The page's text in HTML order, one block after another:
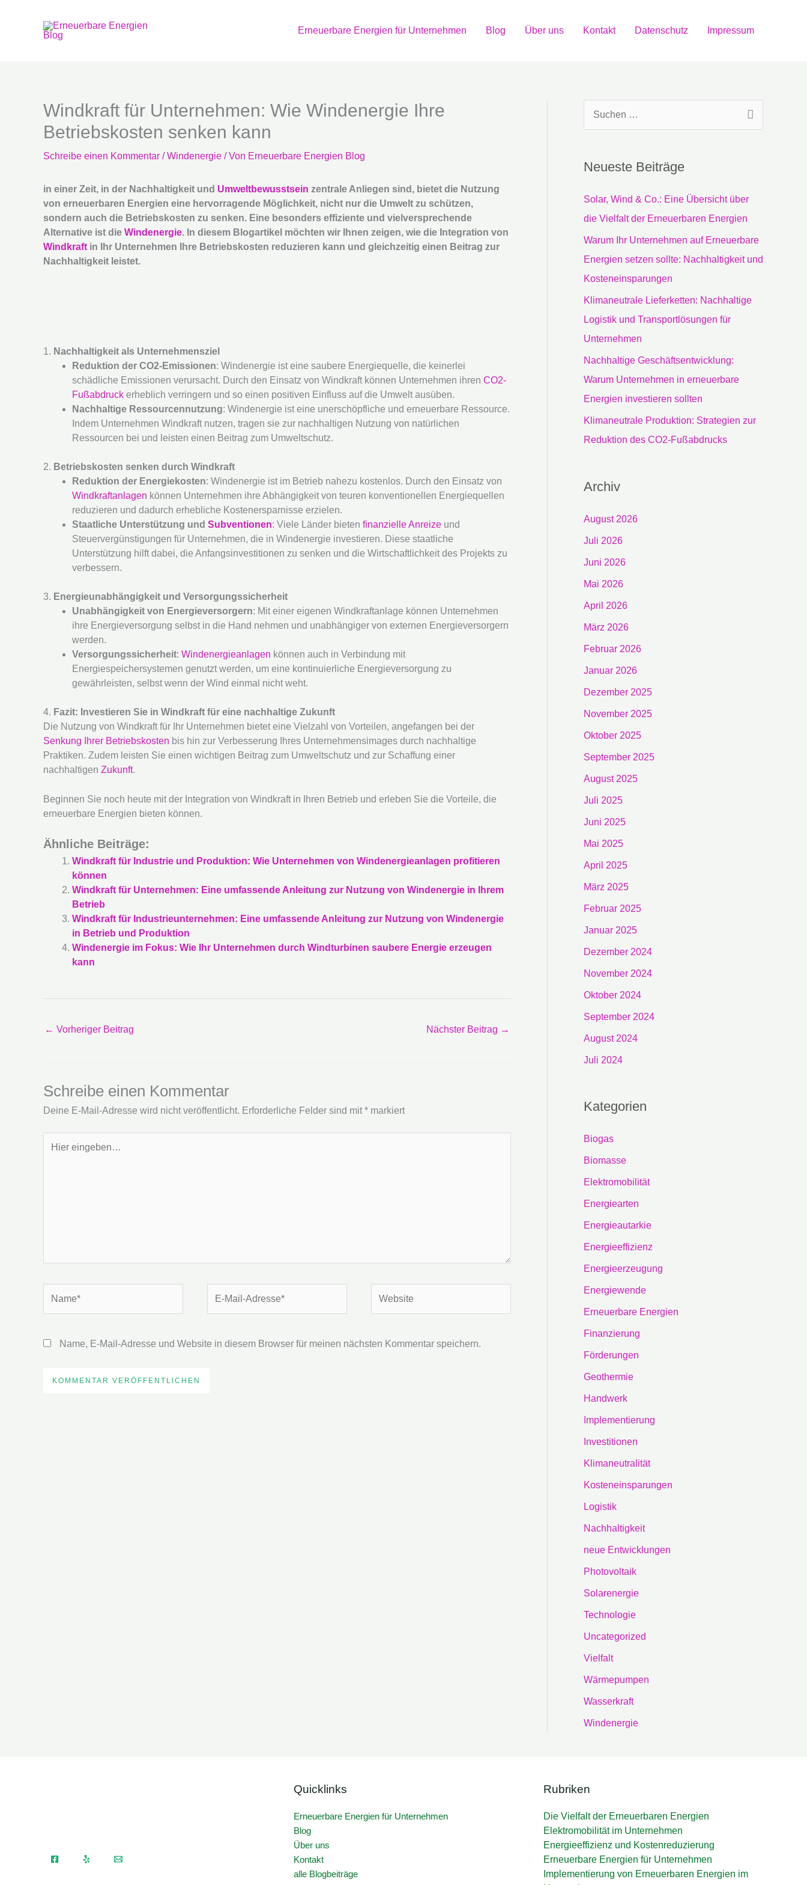
Erneuerbare Energien für Unternehmen Blog Über uns Kontakt Datenschutz Impressum
Windkraft für Unternehmen: Wie Windenergie Ihre
Betriebskosten senken kann
Schreibe einen Kommentar /Windenergie / Von Erneuerbare Energien Blog
in einer Zeit, in der Nachhaltigkeit und Umweltbewusstsein zentrale Anliegen sind, bietet die Nutzung
von erneuerbaren Energien eine hervorragende Möglichkeit, nicht nur die Umwelt zu schützen,
sondern auch die Betriebskosten zu senken. Eine besonders effiziente und vielversprechende
Alternative ist die Windenergie. In diesem Blogartikel möchten wir Ihnen zeigen, wie die Integration von
Windkraft in Ihr Unternehmen Ihre Betriebskosten reduzieren kann und gleichzeitig einen Beitrag zur
Nachhaltigkeit leistet.
1. Nachhaltigkeit als Unternehmensziel
Reduktion der CO2-Emissionen: Windenergie ist eine saubere Energiequelle, die keinerlei
schädliche Emissionen verursacht. Durch den Einsatz von Windkraft können Unternehmen ihren CO2-
Fußabdruck erheblich verringern und so einen positiven Einfluss auf die Umwelt ausüben.
Nachhaltige Ressourcennutzung: Windenergie ist eine unerschöpfliche und erneuerbare Ressource.
Indem Unternehmen Windkraft nutzen, tragen sie zur nachhaltigen Nutzung von natürlichen
Ressourcen bei und leisten einen Beitrag zum Umweltschutz.
2. Betriebskosten senken durch Windkraft
Reduktion der Energiekosten: Windenergie ist im Betrieb nahezu kostenlos. Durch den Einsatz von
Windkraftanlagen können Unternehmen ihre Abhängigkeit von teuren konventionellen Energiequellen
reduzieren und dadurch erhebliche Kostenersparnisse erzielen.
Staatliche Unterstützung und Subventionen: Viele Länder bieten finanzielle Anreize und
Steuervergünstigungen für Unternehmen, die in Windenergie investieren. Diese staatliche
Unterstützung hilft dabei, die Anfangsinvestitionen zu senken und die Wirtschaftlichkeit des Projekts zu
verbessern.
3. Energieunabhängigkeit und Versorgungssicherheit
Unabhängigkeit von Energieversorgern: Mit einer eigenen Windkraftanlage können Unternehmen
ihre Energieversorgung selbst in die Hand nehmen und unabhängiger von externen Energieversorgern
werden.
Versorgungssicherheit: Windenergieanlagen können auch in Verbindung mit
Energiespeichersystemen genutzt werden, um eine kontinuierliche Energieversorgung zu
gewährleisten, selbst wenn der Wind einmal nicht weht.
4. Fazit: Investieren Sie in Windkraft für eine nachhaltige Zukunft
Die Nutzung von Windkraft für Ihr Unternehmen bietet eine Vielzahl von Vorteilen, angefangen bei der
Senkung Ihrer Betriebskosten bis hin zur Verbesserung Ihres Unternehmensimages durch nachhaltige
Praktiken. Zudem leisten Sie einen wichtigen Beitrag zum Umweltschutz und zur Schaffung einer
nachhaltigen Zukunft.
Beginnen Sie noch heute mit der Integration von Windkraft in Ihren Betrieb und erleben Sie die Vorteile, die
erneuerbare Energien bieten können.
Ähnliche Beiträge:
Windkraft für Industrie und Produktion: Wie Unternehmen von Windenergieanlagen profitieren
können
Windkraft für Unternehmen: Eine umfassende Anleitung zur Nutzung von Windenergie in Ihrem
Betrieb
Windkraft für Industrieunternehmen: Eine umfassende Anleitung zur Nutzung von Windenergie
in Betrieb und Produktion
Windenergie im Fokus: Wie Ihr Unternehmen durch Windturbinen saubere Energie erzeugen
kann
← Vorheriger Beitrag Nächster Beitrag →
Schreibe einen Kommentar
Deine E-Mail-Adresse wird nicht veröffentlicht. Erforderliche Felder sind mit * markiert
eingeben…
Mail-
Name, E-Mail-Adresse und Website in diesem Browser für meinen nächsten Kommentar speichern.
e
n
Neueste Beiträge
Solar, Wind & Co.: Eine Übersicht über
die Vielfalt der Erneuerbaren Energien
Warum Ihr Unternehmen auf Erneuerbare
Energien setzen sollte: Nachhaltigkeit und
Kosteneinsparungen
Klimaneutrale Lieferketten: Nachhaltige
Logistik und Transportlösungen für
Unternehmen
Nachhaltige Geschäftsentwicklung:
Warum Unternehmen in erneuerbare
Energien investieren sollten
Klimaneutrale Produktion: Strategien zur
Reduktion des CO2-Fußabdrucks
Archiv
August 2026
Juli 2026
Juni 2026
Mai 2026
April 2026
März 2026
Februar 2026
Januar 2026
Dezember 2025
November 2025
Oktober 2025
September 2025
August 2025
Juli 2025
Juni 2025
Mai 2025
April 2025
März 2025
Februar 2025
Januar 2025
Dezember 2024
November 2024
Oktober 2024
September 2024
August 2024
Juli 2024
Kategorien
Biogas
Biomasse
Elektromobilität
Energiearten
Energieautarkie
Energieeffizienz
Energieerzeugung
Energiewende
Erneuerbare Energien
Finanzierung
Förderungen
Geothermie
Handwerk
Implementierung
Investitionen
Klimaneutralität
Kosteneinsparungen
Logistik
Nachhaltigkeit
neue Entwicklungen
Photovoltaik
Solarenergie
Technologie
Uncategorized
Vielfalt
Wärmepumpen
Wasserkraft
Windenergie
Quicklinks
Erneuerbare Energien für Unternehmen
Blog
Über uns
Kontakt
alle Blogbeiträge
Rubriken
Die Vielfalt der Erneuerbaren Energien
Elektromobilität im Unternehmen
Energieeffizienz und Kostenreduzierung
Erneuerbare Energien für Unternehmen
Implementierung von Erneuerbaren Energien im